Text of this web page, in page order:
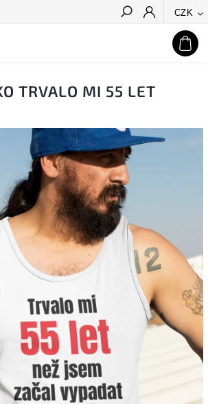
CZK
Hledat
TRVALO MI 55 LET